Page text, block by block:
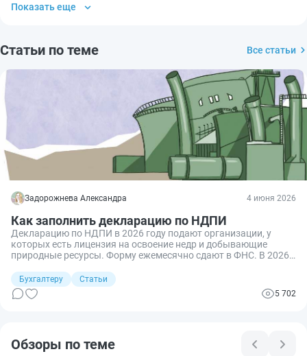
Показать еще
Статьи по теме Все статьи
Задорожнева Александра 4 июня 2026
Как заполнить декларацию по НДПИ
Декларацию по НДПИ в 2026 году подают организации, у
которых есть лицензия на освоение недр и добывающие
природные ресурсы. Форму ежемесячно сдают в ФНС. В 2026
Бухгалтеру
Статьи
5 702
Обзоры по теме